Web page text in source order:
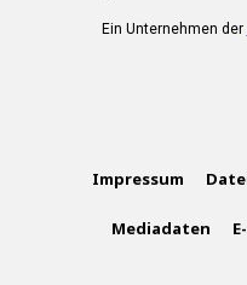
Ein Unternehmen der
Impressum
Mediadaten